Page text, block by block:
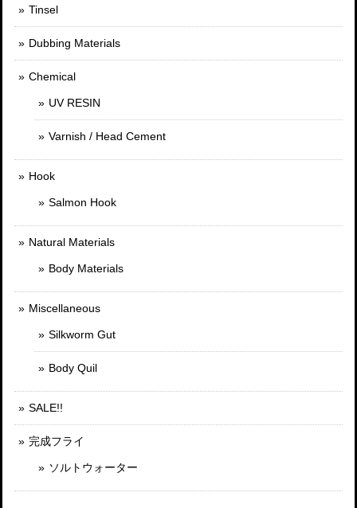
Tinsel
Dubbing Materials
Chemical
UV RESIN
Varnish / Head Cement
Hook
Salmon Hook
Natural Materials
Body Materials
Miscellaneous
Silkworm Gut
Body Quil
SALE!!
完成フライ
ソルトウォーター